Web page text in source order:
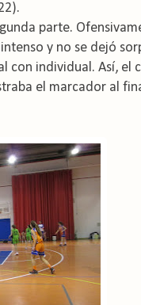
parte.
y no se dejó
con individual. Así, el
el marcador al